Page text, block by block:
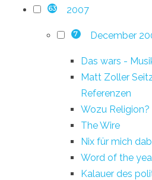
63 2007
7 December
Das wars -
Matt Zoller
Referenzen
Wozu Religion?
The Wire
Nix für mich
Word of the
Kalauer des